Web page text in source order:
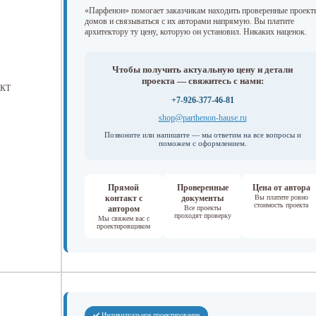
«Парфенон» помогает заказчикам находить проверенные
домов и связываться с их авторами напрямую. Вы платите
архитектору ту цену, которую он установил. Никаких наценок.
Чтобы получить актуальную цену и детали
проекта — свяжитесь с нами:
+7-926-377-46-81
shop@parthenon-hause.ru
Позвоните или напишите — мы ответим на все вопросы и
поможем с оформлением.
Прямой
контакт с
автором
Мы свяжем вас с
проектировщиком
Проверенные
документы
Все проекты
проходят проверку
Цена от автора
Вы платите ровно
стоимость проекта